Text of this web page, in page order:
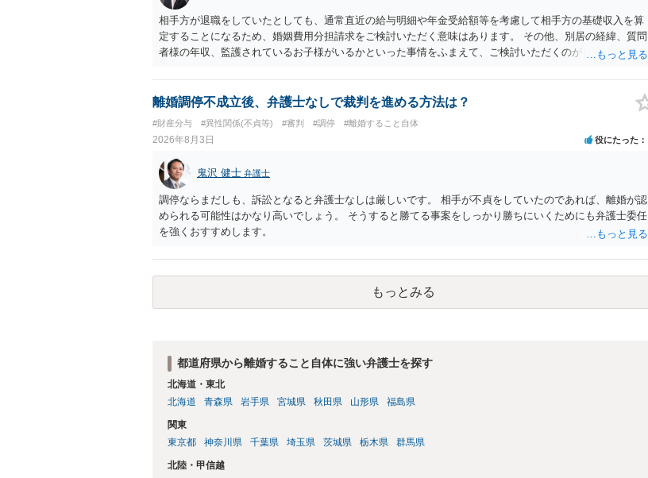
相手方が退職をしていたとしても、通常直近の給与明細や年金受給額等を考慮して相手方の基礎収入を算
定することになるため、婚姻費用分担請求をご検討いただく意味はあります。 その他、別居の経緯、質問
者様の年収、監護されているお子様がいるかといった事情をふまえて、ご検討いただくのが良いかと思い
離婚調停不成立後、弁護士なしで裁判を進める方法は？
#財産分与 #異性関係(不貞等) #審判 #調停 #離婚すること自体
2026年8月3日 役にたった
鬼沢 健士 弁護士
調停ならまだしも、訴訟となると弁護士なしは厳しいです。 相手が不貞をしていたのであれば、離婚が認
められる可能性はかなり高いでしょう。 そうすると勝てる事案をしっかり勝ちにいくためにも弁護士委任
を強くおすすめします。
もっとみる
都道府県から離婚すること自体に強い弁護士を探す
北海道・東北
北海道
青森県 岩手県 宮城県 秋田県 山形県 福島県
関東
東京都
神奈川県 千葉県 埼玉県 茨城県 栃木県 群馬県
北陸・甲信越